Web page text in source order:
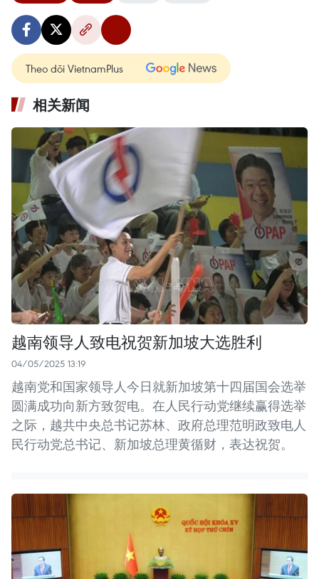
Theo dõi VietnamPlus
相关新闻
越南领导人致电祝贺新加坡大选胜利
04/05/2025 13:19
越南党和国家领导人今日就新加坡第十四届国会选举
圆满成功向新方致贺电。在人民行动党继续赢得选举
之际，越共中央总书记苏林、政府总理范明政致电人
民行动党总书记、新加坡总理黄循财，表达祝贺。